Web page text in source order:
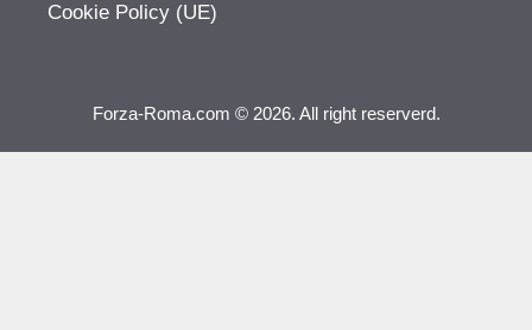
Cookie Policy (UE)
Forza-Roma.com © 2026. All right reserverd.